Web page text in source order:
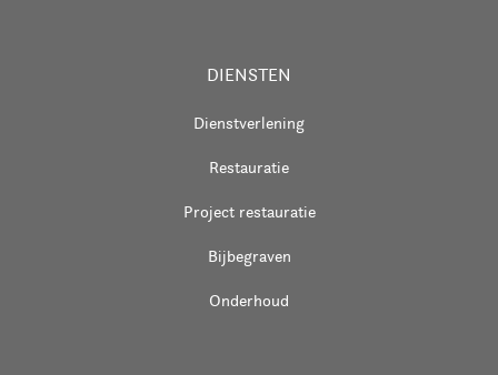
DIENSTEN
Dienstverlening
Restauratie
Project restauratie
Bijbegraven
Onderhoud